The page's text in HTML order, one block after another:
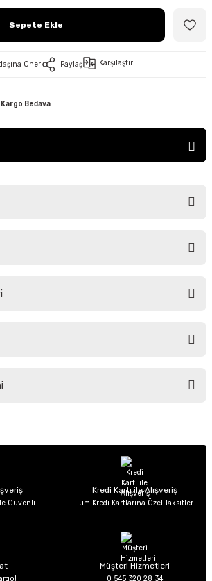
Sepete Ekle
Öner Paylaş Karşılaştır
Kargo Bedava
öneri formunu kullanarak tarafımıza
eksik bilgiler bulunuyor.
bulunuyor.
daha pahalı.
ilk yorumu siz yapın!
Güvenli
Kredi Kartı ile Alışveriş
Tüm Kredi Kartlarına Özel Taksitler
Müşteri Hizmetleri
0 545 320 28 34